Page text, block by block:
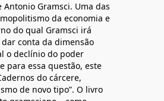
Gramsci. Uma das
da economia e
do qual Gramsci irá
conta da dimensão
o declínio do poder
para essa questão, este
do cárcere,
de novo tipo”. O livro